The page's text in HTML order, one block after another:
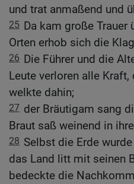
und trat anmaßend und
25 Da kam große Trauer
Orten erhob sich die
26 Die Führer und die
Leute verloren alle Kraft,
welkte dahin;
27 der Bräutigam sang
Braut saß weinend in
28 Selbst die Erde
das Land litt mit seinen
bedeckte die